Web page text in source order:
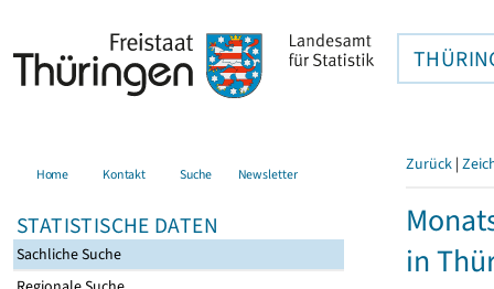
Home Kontakt Suche Newsletter
STATISTISCHE DATEN
Sachliche Suche
Zurück |
in